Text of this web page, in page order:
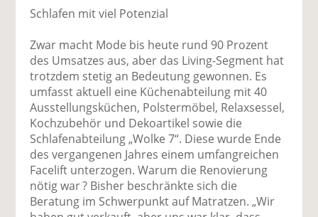
Schlafen mit viel Potenzial
Zwar macht Mode bis heute rund 90 Prozent
des Umsatzes aus, aber das Living-Segment hat
trotzdem stetig an Bedeutung gewonnen. Es
umfasst aktuell eine Küchenabteilung mit 40
Ausstellungsküchen, Polstermöbel, Relaxsessel,
Kochzubehör und Dekoartikel sowie die
Schlafenabteilung „Wolke 7“. Diese wurde Ende
des vergangenen Jahres einem umfangreichen
Facelift unterzogen. Warum die Renovierung
nötig war ? Bisher beschränkte sich die
Beratung im Schwerpunkt auf Matratzen. „Wir